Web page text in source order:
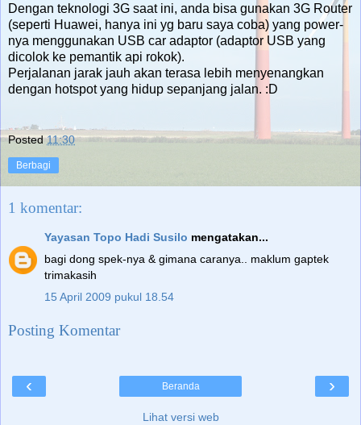
Dengan teknologi 3G saat ini, anda bisa gunakan 3G Router
(seperti Huawei, hanya ini yg baru saya coba) yang power-
nya menggunakan USB car adaptor (adaptor USB yang
dicolok ke pemantik api rokok).
Perjalanan jarak jauh akan terasa lebih menyenangkan
dengan hotspot yang hidup sepanjang jalan. :D
Posted11:30
Berbagi
1 komentar:
Yayasan Topo Hadi Susilo mengatakan...
bagi dong spek-nya & gimana caranya.. maklum gaptek
trimakasih
15 April 2009 pukul 18.54
Posting Komentar
‹ ›
Beranda
Lihat versi web